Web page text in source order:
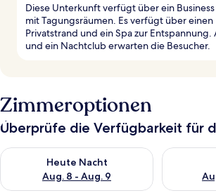
Diese Unterkunft verfügt über ein
mit Tagungsräumen. Es verfügt über einen
Privatstrand und ein Spa zur Entspannung.
und ein Nachtclub erwarten die Besucher.
Zimmeroptionen
Überprüfe die Verfügbarkeit für
Heute Nacht
Aug. 8 - Aug. 9
Überprüfe die Verfügbarkeit für heute